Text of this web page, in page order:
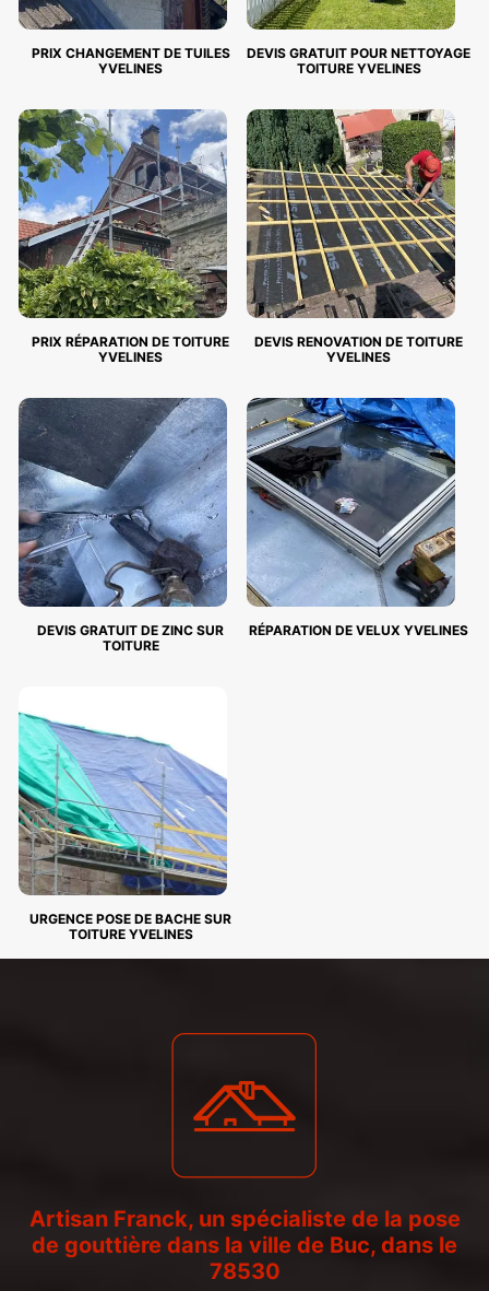
PRIX CHANGEMENT DE TUILES
YVELINES
DEVIS GRATUIT POUR NETTOYAGE
TOITURE YVELINES
PRIX RÉPARATION DE TOITURE
YVELINES
DEVIS RENOVATION DE TOITURE
YVELINES
DEVIS GRATUIT DE ZINC SUR
TOITURE
RÉPARATION DE VELUX YVELINES
URGENCE POSE DE BACHE SUR
TOITURE YVELINES
Artisan Franck, un spécialiste de la pose
de gouttière dans la ville de Buc, dans le
78530